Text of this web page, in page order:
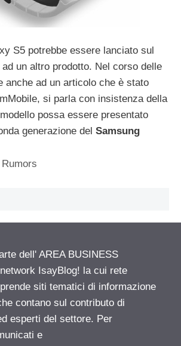
S5 potrebbe essere lanciato sul
un altro prodotto. Nel corso delle
anche ad un articolo che è stato
si parla con insistenza della
possa essere presentato
generazione del Samsung
Rumors
dell' AREA BUSINESS
IsayBlog! la cui rete
siti tematici di informazione
contano sul contributo di
esperti del settore. Per
e